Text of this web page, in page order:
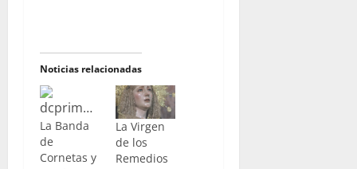
Noticias relacionadas
La Banda
de
Cornetas y
La Virgen
de los
Remedios